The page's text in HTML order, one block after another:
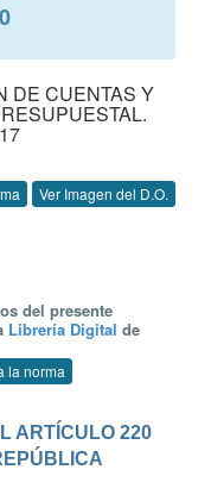
DE CUENTAS Y
Ver Imagen del D.O.
del presente
Librería Digital de
la norma
ARTÍCULO 220